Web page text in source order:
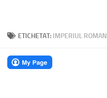
ETICHETAT: IMPERIUL ROMAN